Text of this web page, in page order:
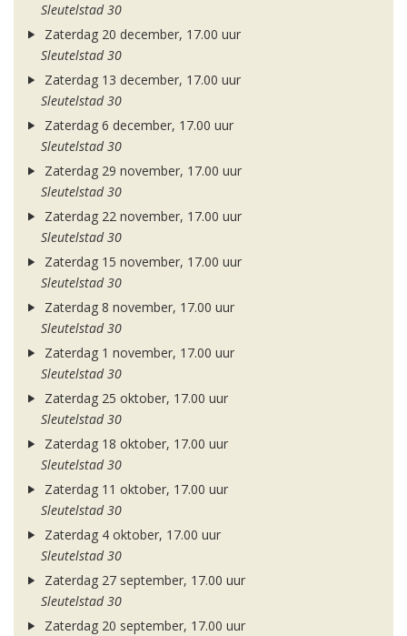
Sleutelstad 30
Zaterdag 20 december, 17.00 uur
Sleutelstad 30
Zaterdag 13 december, 17.00 uur
Sleutelstad 30
Zaterdag 6 december, 17.00 uur
Sleutelstad 30
Zaterdag 29 november, 17.00 uur
Sleutelstad 30
Zaterdag 22 november, 17.00 uur
Sleutelstad 30
Zaterdag 15 november, 17.00 uur
Sleutelstad 30
Zaterdag 8 november, 17.00 uur
Sleutelstad 30
Zaterdag 1 november, 17.00 uur
Sleutelstad 30
Zaterdag 25 oktober, 17.00 uur
Sleutelstad 30
Zaterdag 18 oktober, 17.00 uur
Sleutelstad 30
Zaterdag 11 oktober, 17.00 uur
Sleutelstad 30
Zaterdag 4 oktober, 17.00 uur
Sleutelstad 30
Zaterdag 27 september, 17.00 uur
Sleutelstad 30
Zaterdag 20 september, 17.00 uur